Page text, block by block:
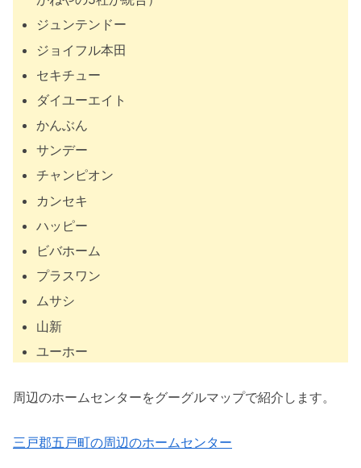
ジュンテンドー
ジョイフル本田
セキチュー
ダイユーエイト
かんぶん
サンデー
チャンピオン
カンセキ
ハッピー
ビバホーム
プラスワン
ムサシ
山新
ユーホー
周辺のホームセンターをグーグルマップで紹介します。
三戸郡五戸町の周辺のホームセンター